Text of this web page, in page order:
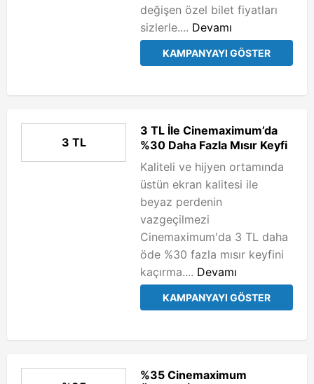
değişen özel bilet fiyatları
sizlerle.... Devamı
KAMPANYAYI GÖSTER
3 TL
3 TL İle Cinemaximum’da
%30 Daha Fazla Mısır Keyfi
Kaliteli ve hijyen ortamında
üstün ekran kalitesi ile
beyaz perdenin
vazgeçilmezi
Cinemaximum'da 3 TL daha
öde %30 fazla mısır keyfini
kaçırma.... Devamı
KAMPANYAYI GÖSTER
%35 Cinemaximum